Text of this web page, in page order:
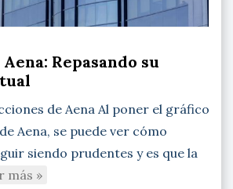
Repasando su
de Aena Al poner el gráfico
Aena, se puede ver cómo
siendo prudentes y es que la
más »